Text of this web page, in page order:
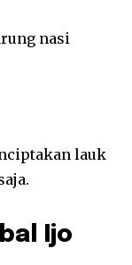
nasi
lauk
Ijo